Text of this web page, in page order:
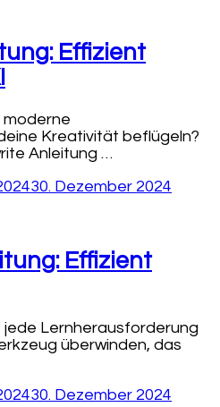
Effizient
moderne
Kreativität beflügeln?
Anleitung …
30. Dezember 2024
Effizient
jede Lernherausforderung
überwinden, das
30. Dezember 2024